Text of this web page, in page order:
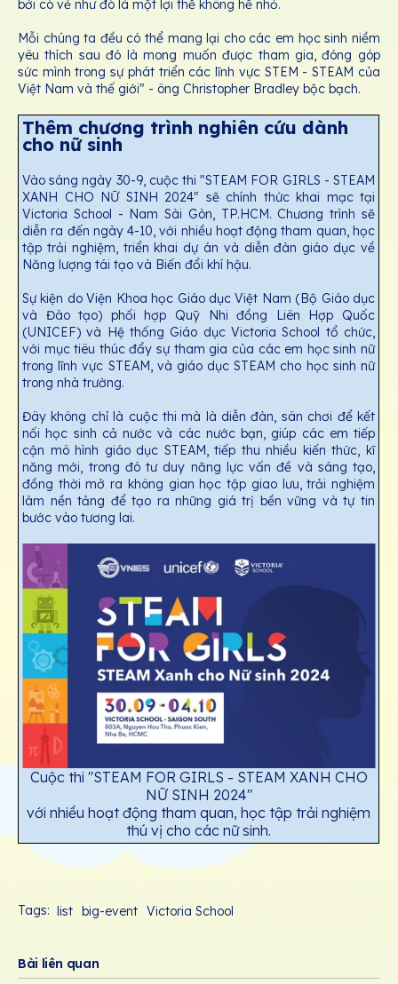
bởi có vẻ như đó là một lợi thế không hề nhỏ.
Mỗi chúng ta đều có thể mang lại cho các em học sinh niềm
yêu thích sau đó là mong muốn được tham gia, đóng góp
sức mình trong sự phát triển các lĩnh vực STEM - STEAM của
Việt Nam và thế giới" - ông Christopher Bradley bộc bạch.
Thêm chương trình nghiên cứu dành
cho nữ sinh
Vào sáng ngày 30-9, cuộc thi "STEAM FOR GIRLS - STEAM
XANH CHO NỮ SINH 2024" sẽ chính thức khai mạc tại
Victoria School - Nam Sài Gòn, TP.HCM. Chương trình sẽ
diễn ra đến ngày 4-10, với nhiều hoạt động tham quan, học
tập trải nghiệm, triển khai dự án và diễn đàn giáo dục về
Năng lượng tái tạo và Biến đổi khí hậu.
Sự kiện do Viện Khoa học Giáo dục Việt Nam (Bộ Giáo dục
và Đào tạo) phối hợp Quỹ Nhi đồng Liên Hợp Quốc
(UNICEF) và Hệ thống Giáo dục Victoria School tổ chức,
với mục tiêu thúc đẩy sự tham gia của các em học sinh nữ
trong lĩnh vực STEAM, và giáo dục STEAM cho học sinh nữ
trong nhà trường.
Đây không chỉ là cuộc thi mà là diễn đàn, sân chơi để kết
nối học sinh cả nước và các nước bạn, giúp các em tiếp
cận mô hình giáo dục STEAM, tiếp thu nhiều kiến thức, kĩ
năng mới, trong đó tư duy năng lực vấn đề và sáng tạo,
đồng thời mở ra không gian học tập giao lưu, trải nghiệm
làm nền tảng để tạo ra những giá trị bền vững và tự tin
bước vào tương lai.
Cuộc thi "STEAM FOR GIRLS - STEAM XANH CHO
NỮ SINH 2024"
với nhiều hoạt động tham quan, học tập trải nghiệm
thú vị cho các nữ sinh.
Tags: list big-event Victoria School
Bài liên quan